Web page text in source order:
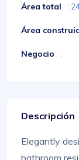
Área total :
Área
Negocio :
Descripción
Elegantly